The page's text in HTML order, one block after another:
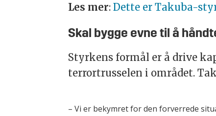
Les mer:Dette er Takuba-
Skal bygge evne til å
Styrkens formål er å drive
terrortrusselen i området.
– Vi er bekymret for den forverrede